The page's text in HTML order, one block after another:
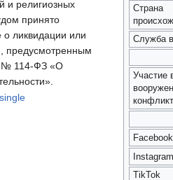
Страна
Служба
Участие
Facebook
TikTok
и религиозных
принято
о ликвидации или
предусмотренным
№ 114-ФЗ «О